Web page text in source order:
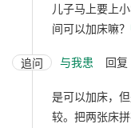
儿子马上要上
间可以加床嘛？
追问 与我患 回复
是可以加床，
较。把两张床